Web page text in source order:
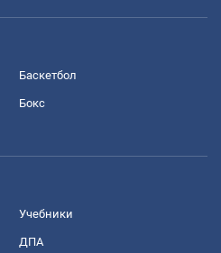
Баскетбол
Бокс
Учебники
ДПА